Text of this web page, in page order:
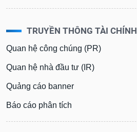
kỹ
thuật
sơ
doanh
nghiệp
Tin
tức
TRUYỀN THÔNG TÀI CHÍNH
Quan hệ công chúng (PR)
Quan hệ nhà đầu tư (IR)
Quảng cáo banner
Báo cáo phân tích
NGUYÊN
LIỆU